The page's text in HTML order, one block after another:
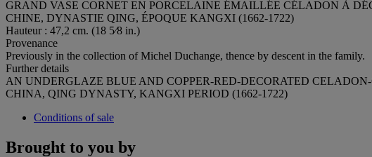
GRAND VASE CORNET EN PORCELAINE ÉMAILLÉE CÉLADON À
CHINE, DYNASTIE QING, ÉPOQUE KANGXI (1662-1722)
Hauteur : 47,2 cm. (18 5⁄8 in.)
Provenance
Previously in the collection of Michel Duchange, thence by descent in the family.
Further details
AN UNDERGLAZE BLUE AND COPPER-RED-DECORATED
CHINA, QING DYNASTY, KANGXI PERIOD (1662-1722)
Conditions of sale
Brought to you by